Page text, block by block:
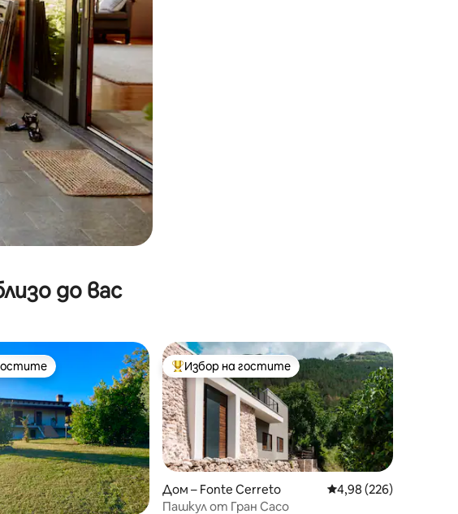
до вас
избор на гостите Най-популярен избор на гостите
Избор на гостите
Дом – Fonte Cerreto Средна оценка: 4,98
4,98 (226)
Пашкул от Гран Сасо